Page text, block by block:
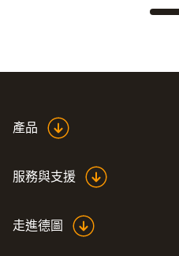
產品
服務與支援
走進德圖